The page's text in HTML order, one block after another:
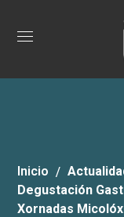
Inicio
Degustación
Xornadas